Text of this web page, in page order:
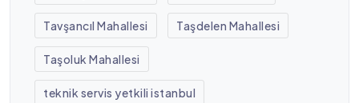
Tavşancıl Mahallesi Taşdelen Mahallesi
Taşoluk Mahallesi
teknik servis yetkili istanbul